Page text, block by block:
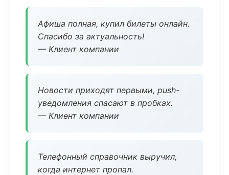
Афиша полная, купил билеты онлайн.
Спасибо за актуальность!
— Клиент компании
Новости приходят первыми, push-
уведомления спасают в пробках.
— Клиент компании
Телефонный справочник выручил,
когда интернет пропал.